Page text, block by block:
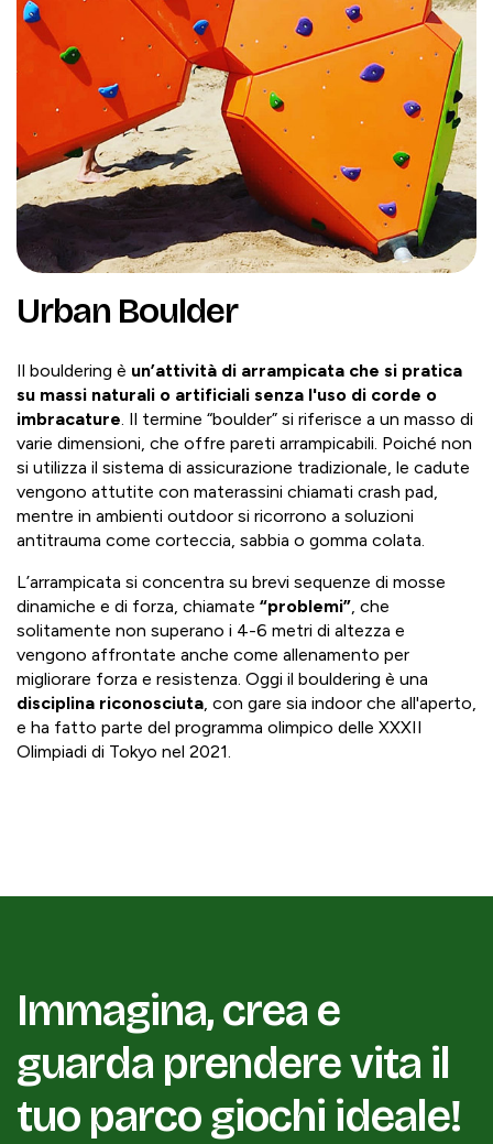
Urban Boulder
Il bouldering è un’attività di arrampicata che si pratica
su massi naturali o artificiali senza l'uso di corde o
imbracature . Il termine “boulder” si riferisce a un masso di
varie dimensioni, che offre pareti arrampicabili. Poiché non
si utilizza il sistema di assicurazione tradizionale, le cadute
vengono attutite con materassini chiamati crash pad,
mentre in ambienti outdoor si ricorrono a soluzioni
antitrauma come corteccia, sabbia o gomma colata.
L’arrampicata si concentra su brevi sequenze di mosse
dinamiche e di forza, chiamate “problemi” , che
solitamente non superano i 4-6 metri di altezza e
vengono affrontate anche come allenamento per
migliorare forza e resistenza. Oggi il bouldering è una
disciplina riconosciuta , con gare sia indoor che all'aperto,
e ha fatto parte del programma olimpico delle XXXII
Olimpiadi di Tokyo nel 2021.
Immagina, crea e
guarda prendere vita il
tuo parco giochi ideale!